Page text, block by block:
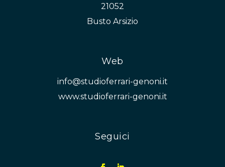
21052
Busto Arsizio
Web
info@studioferrari-genoni.it
www.studioferrari-genoni.it
Seguici